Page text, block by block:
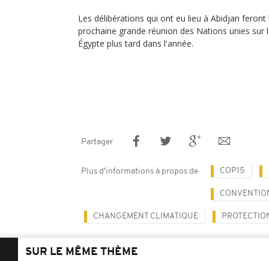
Les délibérations qui ont eu lieu à Abidjan
prochaine grande réunion des Nations unies sur
Égypte plus tard dans l'année.
Partager
Plus d'informations à propos de COP15
CHANGEMENT CLIMATIQUE
SUR LE MÊME THÈME